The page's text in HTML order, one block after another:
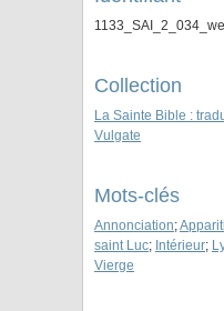
Collection
La Sainte Bible :
Vulgate
Mots-clés
Annonciation;
saint Luc; Intérieur;
Vierge